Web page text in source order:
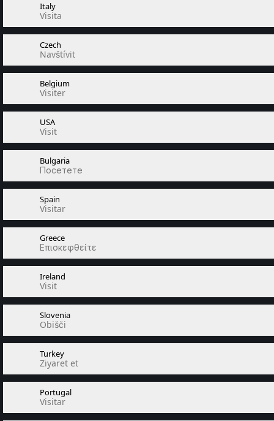
Italy
Visita
Czech
Navštívit
Belgium
Visiter
USA
Visit
Bulgaria
Посетете
Spain
Visitar
Greece
Επισκεφθείτε
Ireland
Visit
Slovenia
Obišči
Turkey
Ziyaret et
Portugal
Visitar